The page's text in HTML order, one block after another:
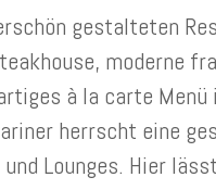
gestalteten
moderne
à la carte
herrscht eine
Lounges. Hier